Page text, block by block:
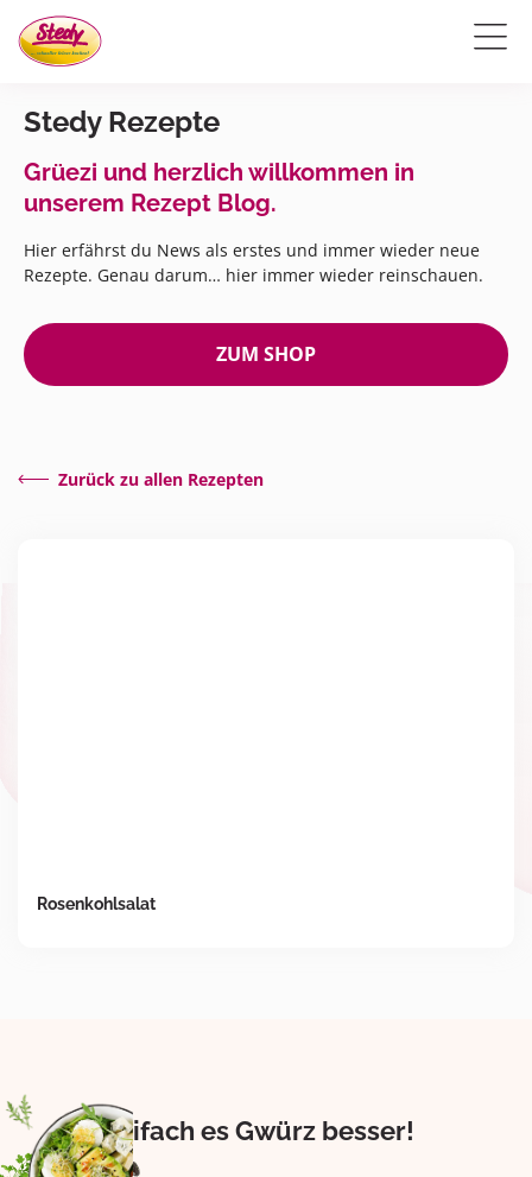
Stedy Rezepte
Grüezi und herzlich willkommen in
unserem Rezept Blog.
Hier erfährst du News als erstes und immer wieder neue
Rezepte. Genau darum… hier immer wieder reinschauen.
ZUM SHOP
Zurück zu allen Rezepten
Rosenkohlsalat
Eifach es Gwürz besser!